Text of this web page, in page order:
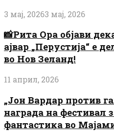
3 мај, 20263 мај, 2026
📸Рита Ора објави
ајвар „Перустија“ е
во Нов Зеланд!
11 април, 2026
„Јон Вардар против
награда на фестивал
фантастика во